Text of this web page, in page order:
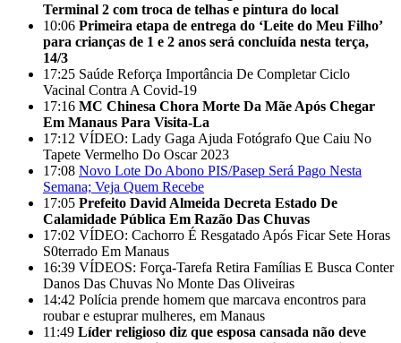
Terminal 2 com troca de telhas e pintura do local
10:06 Primeira etapa de entrega do ‘Leite do Meu Filho’
para crianças de 1 e 2 anos será concluída nesta terça,
14/3
17:25 Saúde Reforça Importância De Completar Ciclo
Vacinal Contra A Covid-19
17:16 MC Chinesa Chora Morte Da Mãe Após Chegar
Em Manaus Para Visita-La
17:12 VÍDEO: Lady Gaga Ajuda Fotógrafo Que Caiu No
Tapete Vermelho Do Oscar 2023
17:08 Novo Lote Do Abono PIS/Pasep Será Pago Nesta
Semana; Veja Quem Recebe
17:05 Prefeito David Almeida Decreta Estado De
Calamidade Pública Em Razão Das Chuvas
17:02 VÍDEO: Cachorro É Resgatado Após Ficar Sete Horas
S0terrado Em Manaus
16:39 VÍDEOS: Força-Tarefa Retira Famílias E Busca Conter
Danos Das Chuvas No Monte Das Oliveiras
14:42 Polícia prende homem que marcava encontros para
roubar e estuprar mulheres, em Manaus
11:49 Líder religioso diz que esposa cansada não deve